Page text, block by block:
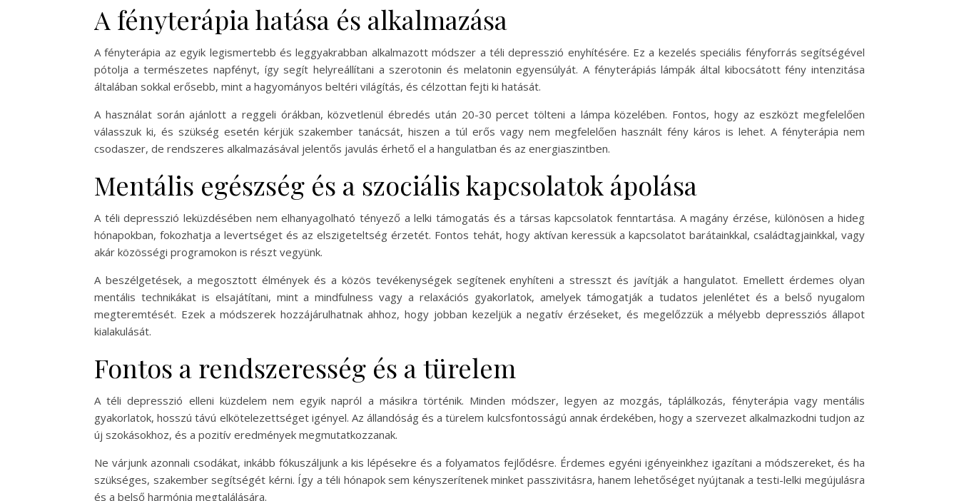
A fényterápia hatása és alkalmazása
A fényterápia az egyik legismertebb és leggyakrabban alkalmazott módszer a téli depresszió enyhítésére. Ez a kezelés speciális fényforrás segítségével
pótolja a természetes napfényt, így segít helyreállítani a szerotonin és melatonin egyensúlyát. A fényterápiás lámpák által kibocsátott fény intenzitása
általában sokkal erősebb, mint a hagyományos beltéri világítás, és célzottan fejti ki hatását.
A használat során ajánlott a reggeli órákban, közvetlenül ébredés után 20-30 percet tölteni a lámpa közelében. Fontos, hogy az eszközt megfelelően
válasszuk ki, és szükség esetén kérjük szakember tanácsát, hiszen a túl erős vagy nem megfelelően használt fény káros is lehet. A fényterápia nem
csodaszer, de rendszeres alkalmazásával jelentős javulás érhető el a hangulatban és az energiaszintben.
Mentális egészség és a szociális kapcsolatok ápolása
A téli depresszió leküzdésében nem elhanyagolható tényező a lelki támogatás és a társas kapcsolatok fenntartása. A magány érzése, különösen a hideg
hónapokban, fokozhatja a levertséget és az elszigeteltség érzetét. Fontos tehát, hogy aktívan keressük a kapcsolatot barátainkkal, családtagjainkkal, vagy
akár közösségi programokon is részt vegyünk.
A beszélgetések, a megosztott élmények és a közös tevékenységek segítenek enyhíteni a stresszt és javítják a hangulatot. Emellett érdemes olyan
mentális technikákat is elsajátítani, mint a mindfulness vagy a relaxációs gyakorlatok, amelyek támogatják a tudatos jelenlétet és a belső nyugalom
megteremtését. Ezek a módszerek hozzájárulhatnak ahhoz, hogy jobban kezeljük a negatív érzéseket, és megelőzzük a mélyebb depressziós állapot
kialakulását.
Fontos a rendszeresség és a türelem
A téli depresszió elleni küzdelem nem egyik napról a másikra történik. Minden módszer, legyen az mozgás, táplálkozás, fényterápia vagy mentális
gyakorlatok, hosszú távú elkötelezettséget igényel. Az állandóság és a türelem kulcsfontosságú annak érdekében, hogy a szervezet alkalmazkodni tudjon az
új szokásokhoz, és a pozitív eredmények megmutatkozzanak.
Ne várjunk azonnali csodákat, inkább fókuszáljunk a kis lépésekre és a folyamatos fejlődésre. Érdemes egyéni igényeinkhez igazítani a módszereket, és ha
szükséges, szakember segítségét kérni. Így a téli hónapok sem kényszerítenek minket passzivitásra, hanem lehetőséget nyújtanak a testi-lelki megújulásra
és a belső harmónia megtalálására.